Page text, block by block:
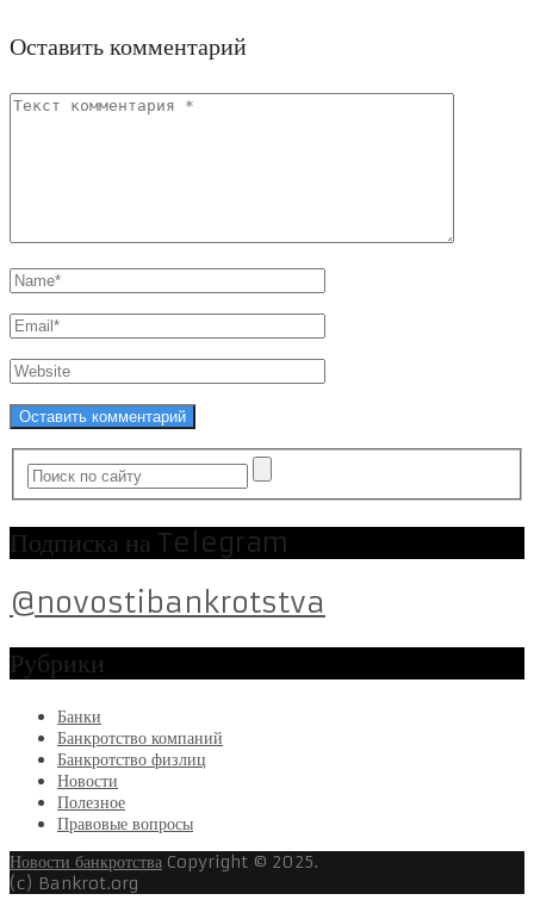
Оставить комментарий
Подписка на Telegram
@novostibankrotstva
Рубрики
Банки
Банкротство компаний
Банкротство физлиц
Новости
Полезное
Правовые вопросы
Новости банкротства Copyright © 2025.
(c) Bankrot.org